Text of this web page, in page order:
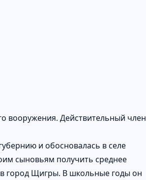
вооружения. Действительный член
и обосновалась в селе
сыновьям получить среднее
город Щигры. В школьные годы он